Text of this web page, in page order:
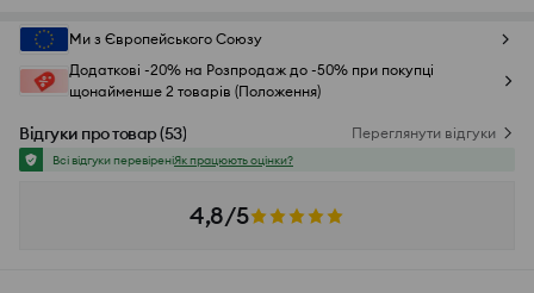
Ми з Європейського Союзу
Додаткові -20% на Розпродаж до -50% при покупці
щонайменше 2 товарів (Положення)
Відгуки про товар(53) Переглянути відгуки
Всі відгуки перевіреніЯк працюють оцінки?
4,8/5